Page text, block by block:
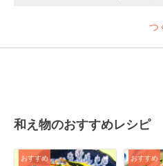
つ
和え物のおすすめレシピ
おすすめ おすすめ